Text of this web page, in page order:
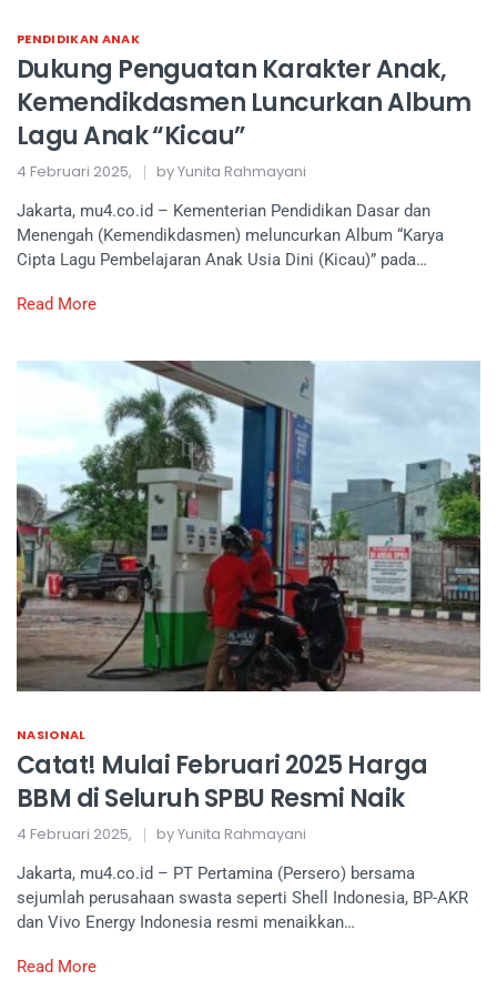
PENDIDIKAN ANAK
Dukung Penguatan Karakter Anak,
Kemendikdasmen Luncurkan Album
Lagu Anak “Kicau”
4 Februari 2025, by Yunita Rahmayani
Jakarta, mu4.co.id – Kementerian Pendidikan Dasar dan
Menengah (Kemendikdasmen) meluncurkan Album “Karya
Cipta Lagu Pembelajaran Anak Usia Dini (Kicau)” pada…
Read More
NASIONAL
Catat! Mulai Februari 2025 Harga
BBM di Seluruh SPBU Resmi Naik
4 Februari 2025, by Yunita Rahmayani
Jakarta, mu4.co.id – PT Pertamina (Persero) bersama
sejumlah perusahaan swasta seperti Shell Indonesia, BP-AKR
dan Vivo Energy Indonesia resmi menaikkan…
Read More